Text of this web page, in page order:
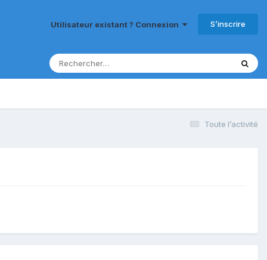
Utilisateur existant ? Connexion S’inscrire
Toute l’activité